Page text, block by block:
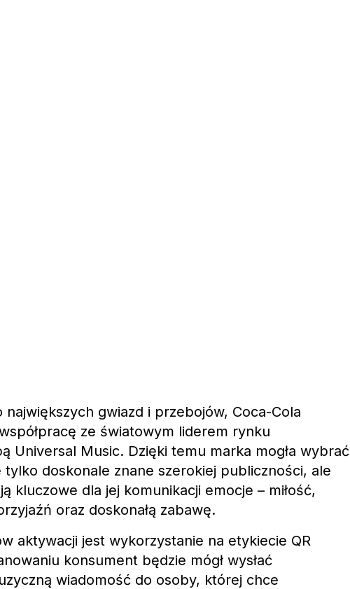
gwiazd i przebojów, Coca-Cola
ze światowym liderem rynku
Universal Music. Dzięki temu marka mogła wybrać
doskonale znane szerokiej publiczności, ale
kluczowe dla jej komunikacji emocje – miłość,
oraz doskonałą zabawę.
aktywacji jest wykorzystanie na etykiecie QR
konsument będzie mógł wysłać
wiadomość do osoby, której chce